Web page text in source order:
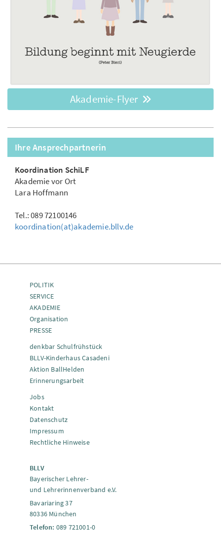
Akademie-Flyer
Ihre Ansprechpartnerin
Koordination SchiLF
Akademie vor Ort
Lara Hoffmann
Tel.: 089 72100146
koordination(at)akademie.bllv.de
POLITIK
SERVICE
AKADEMIE
Organisation
PRESSE
denkbar Schulfrühstück
BLLV-Kinderhaus Casadeni
Aktion BallHelden
Erinnerungsarbeit
Jobs
Kontakt
Datenschutz
Impressum
Rechtliche Hinweise
BLLV
Bayerischer Lehrer-
und Lehrerinnenverband e.V.
Bavariaring 37
80336 München
Telefon: 089 721001-0